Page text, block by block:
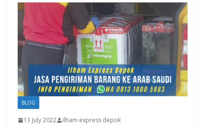
BLOG
13 July 2022 ilham express depok